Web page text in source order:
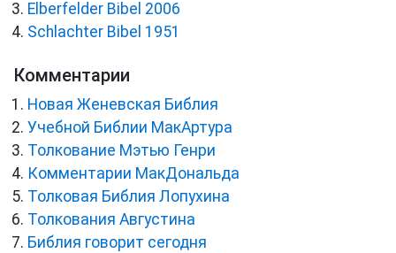
Elberfelder Bibel 2006
Schlachter Bibel 1951
Комментарии
Новая Женевская Библия
Учебной Библии МакАртура
Толкование Мэтью Генри
Комментарии МакДональда
Толковая Библия Лопухина
Толкования Августина
Библия говорит сегодня